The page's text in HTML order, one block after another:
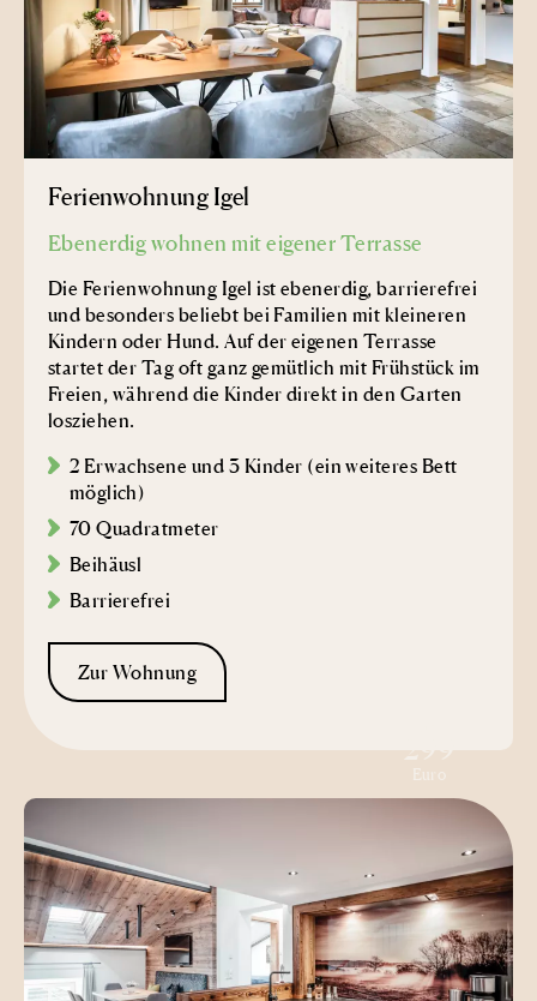
Ferienwohnung Igel
Ebenerdig wohnen mit eigener Terrasse
Die Ferienwohnung Igel ist ebenerdig, barrierefrei
und besonders beliebt bei Familien mit kleineren
Kindern oder Hund. Auf der eigenen Terrasse
startet der Tag oft ganz gemütlich mit Frühstück im
Freien, während die Kinder direkt in den Garten
losziehen.
2 Erwachsene und 3 Kinder (ein weiteres Bett
möglich)
70 Quadratmeter
Beihäusl
Barrierefrei
Zur Wohnung